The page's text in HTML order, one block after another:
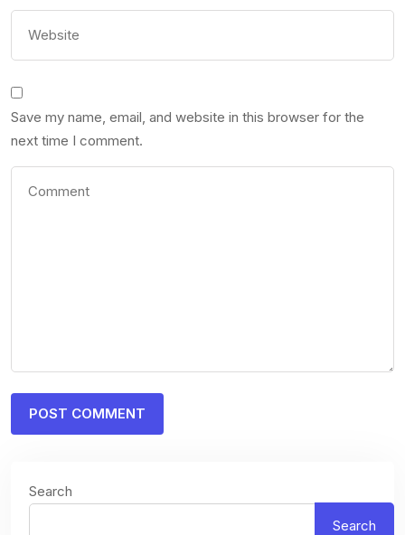
Save my name, email, and website in this browser for the
next time I comment.
Search
Search